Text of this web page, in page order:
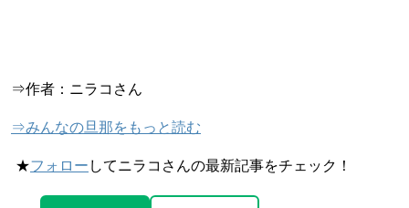
⇒作者：ニラコさん
⇒みんなの旦那をもっと読む
★フォロー してニラコさんの最新記事をチェック！